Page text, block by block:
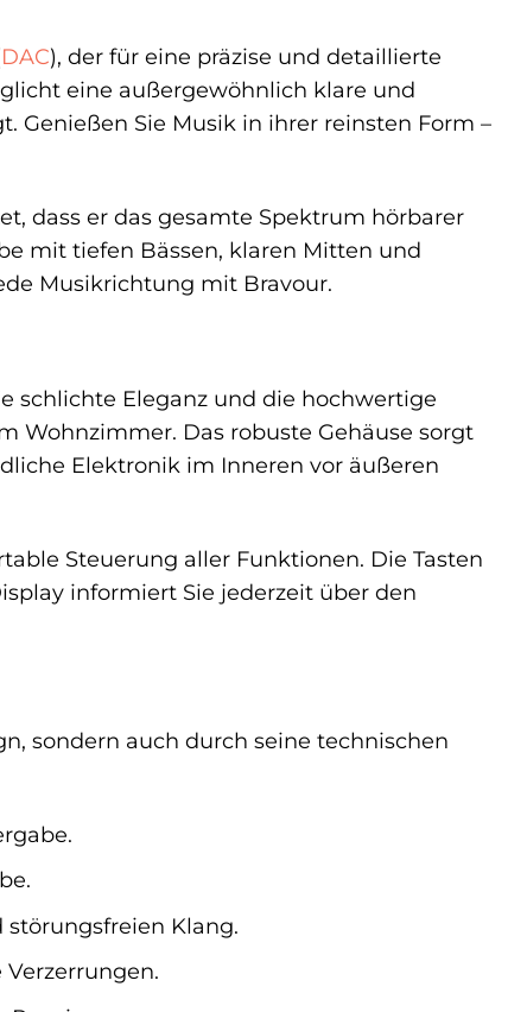
DAC), der für eine präzise und detaillierte
eine außergewöhnlich klare und
Genießen Sie Musik in ihrer reinsten Form –
dass er das gesamte Spektrum hörbarer
mit tiefen Bässen, klaren Mitten und
Musikrichtung mit Bravour.
schlichte Eleganz und die hochwertige
Wohnzimmer. Das robuste Gehäuse sorgt
Elektronik im Inneren vor äußeren
Steuerung aller Funktionen. Die Tasten
informiert Sie jederzeit über den
sondern auch durch seine technischen
störungsfreien Klang.